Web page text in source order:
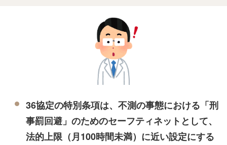
36協定の特別条項は、不測の事態における「刑
事罰回避」のためのセーフティネットとして、
法的上限（月100時間未満）に近い設定にする